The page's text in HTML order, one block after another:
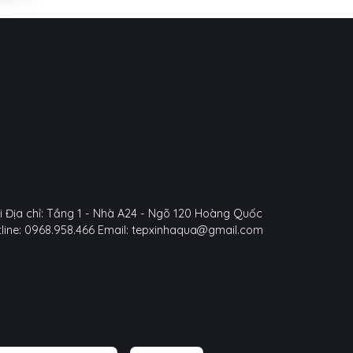
Địa chỉ: Tầng 1 - Nhà A24 - Ngõ 120 Hoàng Quốc
0968.958.466 Email: tepxinhaqua@gmail.com